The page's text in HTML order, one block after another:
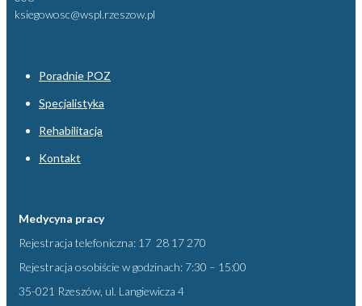
ksiegowosc@wspl.rzeszow.pl
Poradnie POZ
Specjalistyka
Rehabilitacja
Kontakt
Medycyna pracy
Rejestracja telefoniczna: 17 28 17 270
Rejestracja osobiście w godzinach: 7:30 – 15:00
35-021 Rzeszów, ul. Langiewicza 4